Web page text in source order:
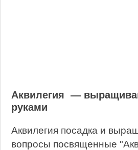
Аквилегия —
руками
Аквилегия посадка и
вопросы посвященные